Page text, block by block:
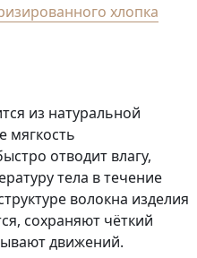
хлопка
из натуральной
мягкость
отводит влагу,
тела в течение
волокна изделия
сохраняют чёткий
движений.